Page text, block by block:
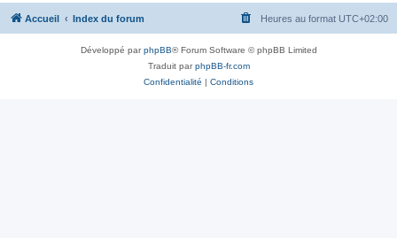
Accueil Index du forum Heures au format UTC+02:00
Développé parphpBB® Forum Software © phpBB Limited
Traduit parphpBB-fr.com
Confidentialité | Conditions